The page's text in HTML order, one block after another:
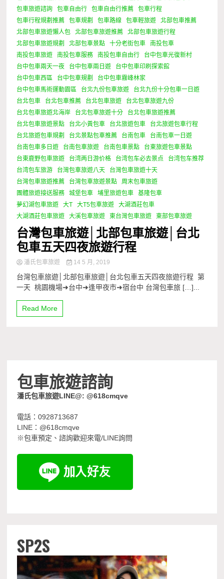
包車旅遊諮詢
包車自由行 包車自由行推薦
包車行程
包車行程規劃推薦
包車規劃 包車路線 包車輕旅遊
北部包車推薦
北部包車旅遊懶人包
北部包車旅遊推薦
北部包車旅遊行程
北部包車旅遊規劃
北部包車景點 十分老街包車
南投包車
南投包車旅遊
南投包車服務 南投包車自由行
台中包車光復新村
台中包車兩天一夜
台中包車兩日遊
台中包車印刷探索館
台中包車西區
台中包車規劃
台中包車霧峰林家
台中包車馬術運動園區
台北九份包車旅遊
台北九份十分包車一日遊
台北包車
台北包車推薦 台北包車旅遊
台北包車旅遊九份
台北包車旅遊北海岸
台北包車旅遊十分
台北包車旅遊推薦
台北包車旅遊景點
台北小黃包車 台北旅遊包車
台北旅遊包車行程
台北旅遊包車規劃
台北景點包車推薦 台南包車
台南包車一日遊
台南包車多日遊
台南包車旅遊 台南包車景點
台東旅遊包車景點
台東鹿野包車旅遊
台湾两日游价格 台湾包车必去景点
台湾包车推荐
台湾包车旅游
台灣包車旅遊八天
台灣包車旅遊十天
台灣包車旅遊推薦
台灣包車旅遊景點
周末包車旅遊
團體旅遊接送服務
城堡包車 埔里旅遊包車
基隆包車
夢幻湖包車旅遊
大T 大T5包車旅遊
大湖酒莊包車
大湖酒莊包車旅遊
大溪包車旅遊 東台灣包車旅遊 東部包車旅遊
台灣包車旅遊│北部包車旅遊│台北
包車五天四夜旅遊行程
潘氏包車旅遊 14 5 月, 2019
台灣包車旅遊│北部包車旅遊│台北包車五天四夜旅遊行程 第
一天 桃園機場➜台中➜逢甲夜市➜宿台中 台灣包車旅 […]...
Read More
包車旅遊諮詢
潘氏包車旅遊LINE@: @618cmqve
電話：0928713687
LINE：@618cmqve
※包車預定、諮詢歡迎來電/LINE詢問
SP2S